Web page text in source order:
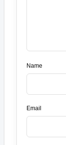
Name
Email